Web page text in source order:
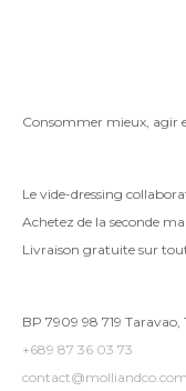
Consommer mieux, agir
Le vide-dressing
Achetez de la seconde
Livraison gratuite sur
BP 7909 98 719
+689 87 36 03 73
contact@molliandco.com